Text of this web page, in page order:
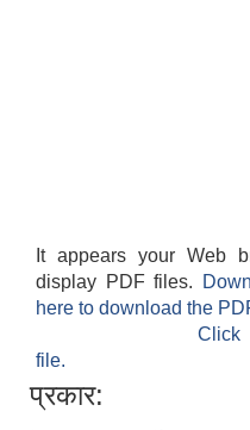
It appears your Web
display PDF files.
here to download the
Click
file.
प्रकार: